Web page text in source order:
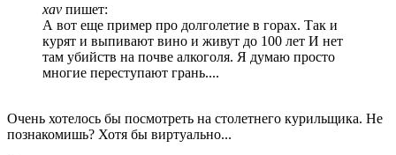
xav пишет:
А вот еще пример про долголетие в горах. Так и
курят и выпивают вино и живут до 100 лет И нет
там убийств на почве алкоголя. Я думаю просто
многие переступают грань....
Очень хотелось бы посмотреть на столетнего курильщика. Не
познакомишь? Хотя бы виртуально...